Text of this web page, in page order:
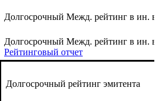
Долгосрочный Межд. рейтинг в ин.
Долгосрочный Межд. рейтинг в ин.
Рейтинговый отчет
Долгосрочный рейтинг эмитента